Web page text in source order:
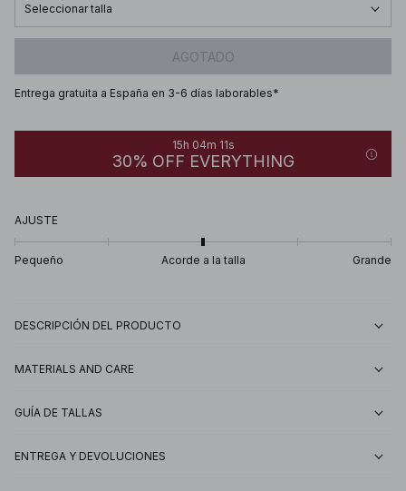
Seleccionar talla
AGOTADO
Entrega gratuita a España en 3-6 días laborables*
15h 04m 11s
30% OFF EVERYTHING
AJUSTE
Pequeño Acorde a la talla Grande
DESCRIPCIÓN DEL PRODUCTO
MATERIALS AND CARE
GUÍA DE TALLAS
ENTREGA Y DEVOLUCIONES